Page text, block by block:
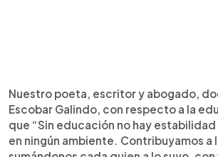
Nuestro poeta, escritor y abogado,
Escobar Galindo, con respecto a la
que “Sin educación no hay
en ningún ambiente. Contribuyamos a